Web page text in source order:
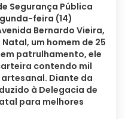
Segurança Pública
feira (14)
Bernardo Vieira,
um homem de 25
patrulhamento, ele
contendo mil
Diante da
à Delegacia de
para melhores